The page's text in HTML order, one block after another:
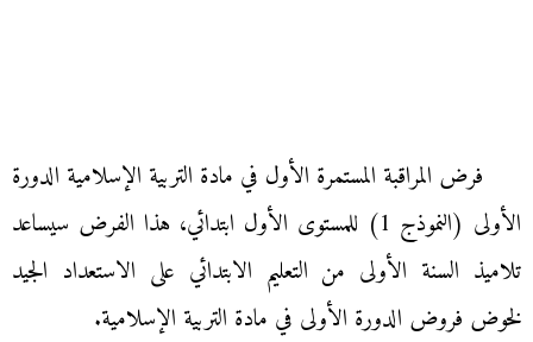
فرض المراقبة المستمرة الأول في مادة التربية الإسلامية الدورة
الأولى (النموذج 1) للمستوى الأول ابتدائي، هذا الفرض سيساعد
تلاميذ السنة الأولى من التعليم الابتدائي على الاستعداد الجيد
لخوض فروض الدورة الأولى في مادة التربية الإسلامية.